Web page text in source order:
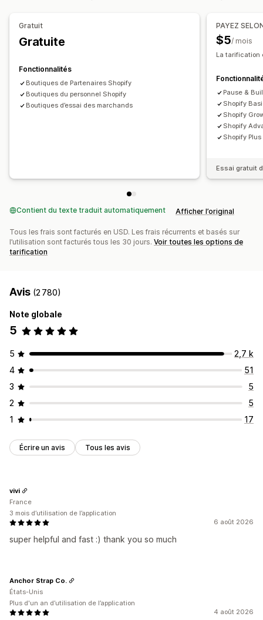
Alertes de niveau de stock faible
Masquer les produits en rupture de stock
Affichage des disponibilités en stock
Gratuit
Gratuite
Fonctionnalités
Boutiques de Partenaires Shopify
Boutiques du personnel Shopify
Boutiques d’essai des marchands
PAYEZ
$5/ mois
La tarification
Pause &
Shopify
Shopify
Shopify
Shopify
Essai gratuit
Contient du texte traduit automatiquement Afficher l’original
Tous les frais sont facturés en USD. Les frais récurrents et basés sur
l’utilisation sont facturés tous les 30 jours. Voir toutes les options de
tarification
Avis (2 780)
Note globale
5
5
2,7 k
4
51
3
5
2
5
1
17
Écrire un avis Tous les avis
6 août 2026
super helpful and fast :) thank you so much
vivi
France
3 mois d’utilisation de l’application
4 août 2026
Anchor Strap Co.
États-Unis
Plus d'un an d’utilisation de l’application